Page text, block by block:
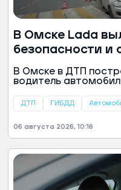
В Омске Lada
безопасности и
В Омске в ДТП
водитель
ДТП ГИБДД
06 августа 2026, 10:16